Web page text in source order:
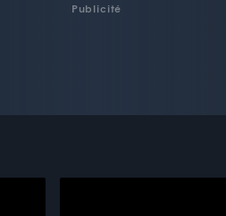
Publicité